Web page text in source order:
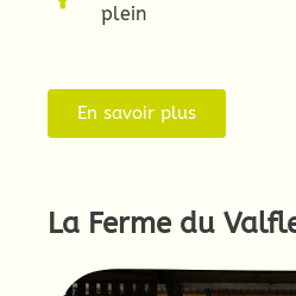
plein
En savoir plus
La Ferme du